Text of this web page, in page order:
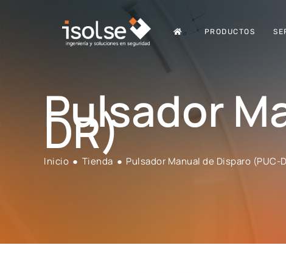
PRODUCTOS
Pulsador
DR)
Inicio ● Tienda ● Pulsador Manual de Disparo (PUC-